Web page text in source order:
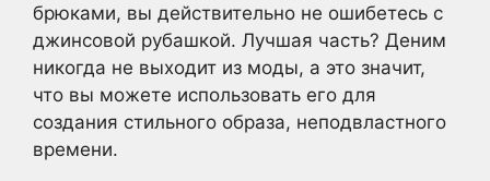
брюками, вы действительно не ошибетесь с
джинсовой рубашкой. Лучшая часть? Деним
никогда не выходит из моды, а это значит,
что вы можете использовать его для
создания стильного образа, неподвластного
времени.